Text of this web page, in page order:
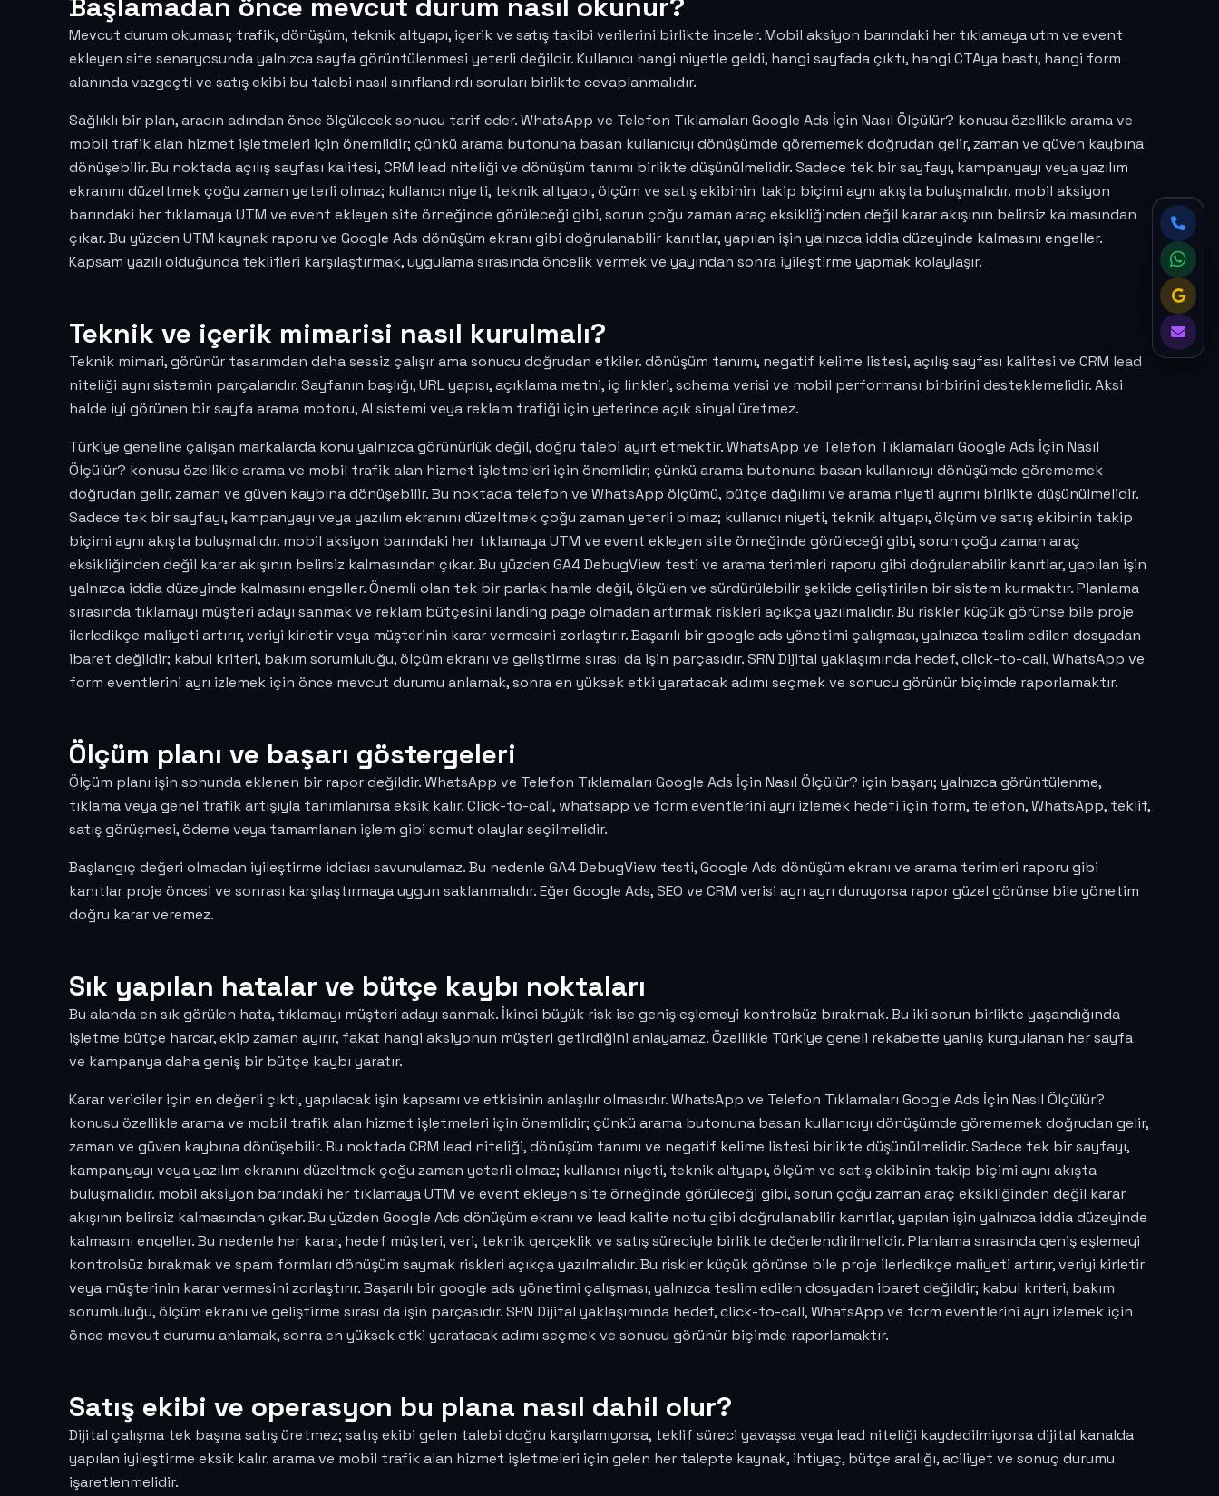
Mevcut durum okuması; trafik, dönüşüm, teknik altyapı, içerik ve satış takibi verilerini birlikte inceler. Mobil aksiyon barındaki her tıklamaya utm ve event
ekleyen site senaryosunda yalnızca sayfa görüntülenmesi yeterli değildir. Kullanıcı hangi niyetle geldi, hangi sayfada çıktı, hangi CTAya bastı, hangi form
alanında vazgeçti ve satış ekibi bu talebi nasıl sınıflandırdı soruları birlikte cevaplanmalıdır.
Sağlıklı bir plan, aracın adından önce ölçülecek sonucu tarif eder. WhatsApp ve Telefon Tıklamaları Google Ads İçin Nasıl Ölçülür? konusu özellikle arama ve
mobil trafik alan hizmet işletmeleri için önemlidir; çünkü arama butonuna basan kullanıcıyı dönüşümde görememek doğrudan gelir, zaman ve güven kaybına
dönüşebilir. Bu noktada açılış sayfası kalitesi, CRM lead niteliği ve dönüşüm tanımı birlikte düşünülmelidir. Sadece tek bir sayfayı, kampanyayı veya yazılım
ekranını düzeltmek çoğu zaman yeterli olmaz; kullanıcı niyeti, teknik altyapı, ölçüm ve satış ekibinin takip biçimi aynı akışta buluşmalıdır. mobil aksiyon
barındaki her tıklamaya UTM ve event ekleyen site örneğinde görüleceği gibi, sorun çoğu zaman araç eksikliğinden değil karar akışının belirsiz kalmasından
çıkar. Bu yüzden UTM kaynak raporu ve Google Ads dönüşüm ekranı gibi doğrulanabilir kanıtlar, yapılan işin yalnızca iddia düzeyinde kalmasını engeller.
Kapsam yazılı olduğunda teklifleri karşılaştırmak, uygulama sırasında öncelik vermek ve yayından sonra iyileştirme yapmak kolaylaşır.
Teknik ve içerik mimarisi nasıl kurulmalı?
Teknik mimari, görünür tasarımdan daha sessiz çalışır ama sonucu doğrudan etkiler. dönüşüm tanımı, negatif kelime listesi, açılış sayfası kalitesi ve CRM lead
niteliği aynı sistemin parçalarıdır. Sayfanın başlığı, URL yapısı, açıklama metni, iç linkleri, schema verisi ve mobil performansı birbirini desteklemelidir. Aksi
halde iyi görünen bir sayfa arama motoru, AI sistemi veya reklam trafiği için yeterince açık sinyal üretmez.
Türkiye geneline çalışan markalarda konu yalnızca görünürlük değil, doğru talebi ayırt etmektir. WhatsApp ve Telefon Tıklamaları Google Ads İçin Nasıl
Ölçülür? konusu özellikle arama ve mobil trafik alan hizmet işletmeleri için önemlidir; çünkü arama butonuna basan kullanıcıyı dönüşümde görememek
doğrudan gelir, zaman ve güven kaybına dönüşebilir. Bu noktada telefon ve WhatsApp ölçümü, bütçe dağılımı ve arama niyeti ayrımı birlikte düşünülmelidir.
Sadece tek bir sayfayı, kampanyayı veya yazılım ekranını düzeltmek çoğu zaman yeterli olmaz; kullanıcı niyeti, teknik altyapı, ölçüm ve satış ekibinin takip
biçimi aynı akışta buluşmalıdır. mobil aksiyon barındaki her tıklamaya UTM ve event ekleyen site örneğinde görüleceği gibi, sorun çoğu zaman araç
eksikliğinden değil karar akışının belirsiz kalmasından çıkar. Bu yüzden GA4 DebugView testi ve arama terimleri raporu gibi doğrulanabilir kanıtlar, yapılan işin
yalnızca iddia düzeyinde kalmasını engeller. Önemli olan tek bir parlak hamle değil, ölçülen ve sürdürülebilir şekilde geliştirilen bir sistem kurmaktır. Planlama
sırasında tıklamayı müşteri adayı sanmak ve reklam bütçesini landing page olmadan artırmak riskleri açıkça yazılmalıdır. Bu riskler küçük görünse bile proje
ilerledikçe maliyeti artırır, veriyi kirletir veya müşterinin karar vermesini zorlaştırır. Başarılı bir google ads yönetimi çalışması, yalnızca teslim edilen dosyadan
ibaret değildir; kabul kriteri, bakım sorumluluğu, ölçüm ekranı ve geliştirme sırası da işin parçasıdır. SRN Dijital yaklaşımında hedef, click-to-call, WhatsApp ve
form eventlerini ayrı izlemek için önce mevcut durumu anlamak, sonra en yüksek etki yaratacak adımı seçmek ve sonucu görünür biçimde raporlamaktır.
Ölçüm planı ve başarı göstergeleri
Ölçüm planı işin sonunda eklenen bir rapor değildir. WhatsApp ve Telefon Tıklamaları Google Ads İçin Nasıl Ölçülür? için başarı; yalnızca görüntülenme,
tıklama veya genel trafik artışıyla tanımlanırsa eksik kalır. Click-to-call, whatsapp ve form eventlerini ayrı izlemek hedefi için form, telefon, WhatsApp, teklif,
satış görüşmesi, ödeme veya tamamlanan işlem gibi somut olaylar seçilmelidir.
Başlangıç değeri olmadan iyileştirme iddiası savunulamaz. Bu nedenle GA4 DebugView testi, Google Ads dönüşüm ekranı ve arama terimleri raporu gibi
kanıtlar proje öncesi ve sonrası karşılaştırmaya uygun saklanmalıdır. Eğer Google Ads, SEO ve CRM verisi ayrı ayrı duruyorsa rapor güzel görünse bile yönetim
doğru karar veremez.
Sık yapılan hatalar ve bütçe kaybı noktaları
Bu alanda en sık görülen hata, tıklamayı müşteri adayı sanmak. İkinci büyük risk ise geniş eşlemeyi kontrolsüz bırakmak. Bu iki sorun birlikte yaşandığında
işletme bütçe harcar, ekip zaman ayırır, fakat hangi aksiyonun müşteri getirdiğini anlayamaz. Özellikle Türkiye geneli rekabette yanlış kurgulanan her sayfa
ve kampanya daha geniş bir bütçe kaybı yaratır.
Karar vericiler için en değerli çıktı, yapılacak işin kapsamı ve etkisinin anlaşılır olmasıdır. WhatsApp ve Telefon Tıklamaları Google Ads İçin Nasıl Ölçülür?
konusu özellikle arama ve mobil trafik alan hizmet işletmeleri için önemlidir; çünkü arama butonuna basan kullanıcıyı dönüşümde görememek doğrudan gelir,
zaman ve güven kaybına dönüşebilir. Bu noktada CRM lead niteliği, dönüşüm tanımı ve negatif kelime listesi birlikte düşünülmelidir. Sadece tek bir sayfayı,
kampanyayı veya yazılım ekranını düzeltmek çoğu zaman yeterli olmaz; kullanıcı niyeti, teknik altyapı, ölçüm ve satış ekibinin takip biçimi aynı akışta
buluşmalıdır. mobil aksiyon barındaki her tıklamaya UTM ve event ekleyen site örneğinde görüleceği gibi, sorun çoğu zaman araç eksikliğinden değil karar
akışının belirsiz kalmasından çıkar. Bu yüzden Google Ads dönüşüm ekranı ve lead kalite notu gibi doğrulanabilir kanıtlar, yapılan işin yalnızca iddia düzeyinde
kalmasını engeller. Bu nedenle her karar, hedef müşteri, veri, teknik gerçeklik ve satış süreciyle birlikte değerlendirilmelidir. Planlama sırasında geniş eşlemeyi
kontrolsüz bırakmak ve spam formları dönüşüm saymak riskleri açıkça yazılmalıdır. Bu riskler küçük görünse bile proje ilerledikçe maliyeti artırır, veriyi kirletir
veya müşterinin karar vermesini zorlaştırır. Başarılı bir google ads yönetimi çalışması, yalnızca teslim edilen dosyadan ibaret değildir; kabul kriteri, bakım
sorumluluğu, ölçüm ekranı ve geliştirme sırası da işin parçasıdır. SRN Dijital yaklaşımında hedef, click-to-call, WhatsApp ve form eventlerini ayrı izlemek için
önce mevcut durumu anlamak, sonra en yüksek etki yaratacak adımı seçmek ve sonucu görünür biçimde raporlamaktır.
Satış ekibi ve operasyon bu plana nasıl dahil olur?
Dijital çalışma tek başına satış üretmez; satış ekibi gelen talebi doğru karşılamıyorsa, teklif süreci yavaşsa veya lead niteliği kaydedilmiyorsa dijital kanalda
yapılan iyileştirme eksik kalır. arama ve mobil trafik alan hizmet işletmeleri için gelen her talepte kaynak, ihtiyaç, bütçe aralığı, aciliyet ve sonuç durumu
işaretlenmelidir.